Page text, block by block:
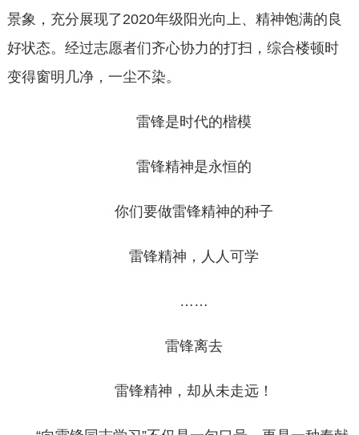
景象，充分展现了2020年级阳光向上、精神饱满的良
好状态。经过志愿者们齐心协力的打扫，综合楼顿时
变得窗明几净，一尘不染。
雷锋是时代的楷模
雷锋精神是永恒的
你们要做雷锋精神的种子
雷锋精神，人人可学
……
雷锋离去
雷锋精神，却从未走远！